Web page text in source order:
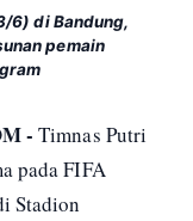
6) di Bandung,
pemain
- Timnas Putri
pada FIFA
Stadion